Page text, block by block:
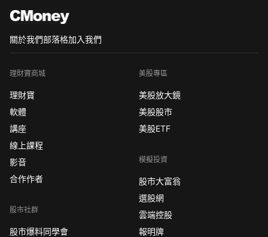
關於我們部落格加入我們
理財寶商城
理財寶
軟體
講座
線上課程
影音
合作作者
股市社群
股市爆料同學會
美股專區
美股放大鏡
美股股市
美股ETF
模擬投資
股市大富翁
選股網
雲端控股
報明牌